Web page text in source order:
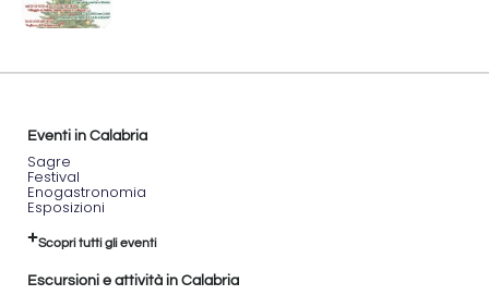
Eventi in Calabria
Sagre
Festival
Enogastronomia
Esposizioni
Scopri tutti gli eventi
Escursioni e attività in Calabria